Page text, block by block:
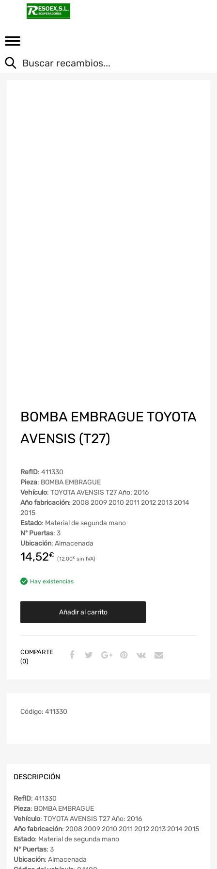
BOMBA EMBRAGUE TOYOTA
AVENSIS (T27)
RefID: 411330
Pieza: BOMBA EMBRAGUE
Vehículo: TOYOTA AVENSIS T27 Año: 2016
Año fabricación: 2008 2009 2010 2011 2012 2013 2014
2015
Estado: Material de segunda mano
Nº Puertas: 3
Ubicación: Almacenada
14,52€ 12,00€
Hay existencias
Añadir al carrito
COMPARTE
(0)
Código: 411330
DESCRIPCIÓN
RefID: 411330
Pieza: BOMBA EMBRAGUE
Vehículo: TOYOTA AVENSIS T27 Año: 2016
Año fabricación: 2008 2009 2010 2011 2012 2013 2014 2015
Estado: Material de segunda mano
Nº Puertas: 3
Ubicación: Almacenada